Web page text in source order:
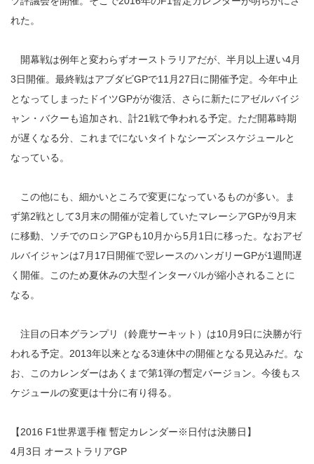
れた。
開幕戦は例年と変わらずオーストラリアだが、半月以上遅い4月
3日開催。最終戦はアブダビGPで11月27日に開催予定。今年中止
となってしまったドイツGPがが復活、さらに新たにアゼルバイジ
ャン・バクーも追加され、計21戦で争われる予定。ただ開幕時期
が遅くなる分、これまでにないタイトなシーズンスケジュールと
なっている。
この他にも、細かいところで変更になっているものが多い。ま
ず第2戦として3月末の開催が定着していたマレーシアGPが9月末
に移動、ソチでのロシアGPも10月から5月1日に移った。なおアゼ
ルバイジャンは7月17日開催で翌レースのハンガリーGPが1週間遅
く開催。このため夏休みの大型インターバルが縮小されることに
なる。
注目の日本グランプリ（鈴鹿サーキット）は10月9日に決勝が行
われる予定。2013年以来となる3連休中の開催となる見込みだ。な
お、このカレンダーはあくまで第1弾の暫定バージョン。今後もス
ケジュールの変更は十分に有り得る。
【2016 F1世界選手権 暫定カレンダー※日付は決勝日】
4月3日 オーストラリアGP